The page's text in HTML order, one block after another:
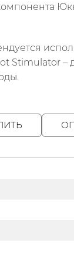
Stimulator